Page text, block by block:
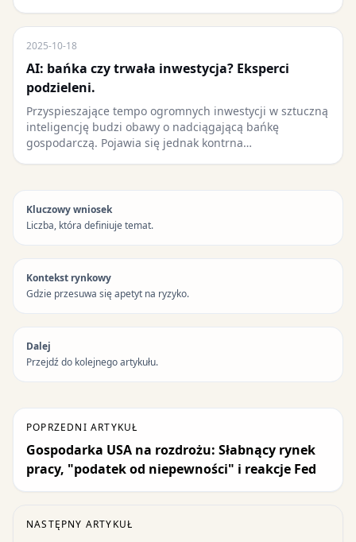
2025-10-18
AI: bańka czy trwała inwestycja? Eksperci
podzieleni.
Przyspieszające tempo ogromnych inwestycji w sztuczną
inteligencję budzi obawy o nadciągającą bańkę
gospodarczą. Pojawia się jednak kontrna…
Kluczowy wniosek
Liczba, która definiuje temat.
Kontekst rynkowy
Gdzie przesuwa się apetyt na ryzyko.
Dalej
Przejdź do kolejnego artykułu.
POPRZEDNI ARTYKUŁ
Gospodarka USA na rozdrożu: Słabnący rynek
pracy, "podatek od niepewności" i reakcje Fed
NASTĘPNY ARTYKUŁ